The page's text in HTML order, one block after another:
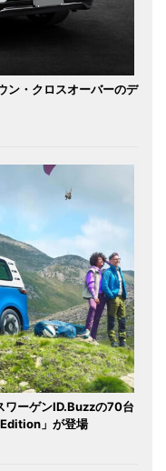
ン・クロスオーバーのデ
ワーゲンID.Buzzの70台
」が登場